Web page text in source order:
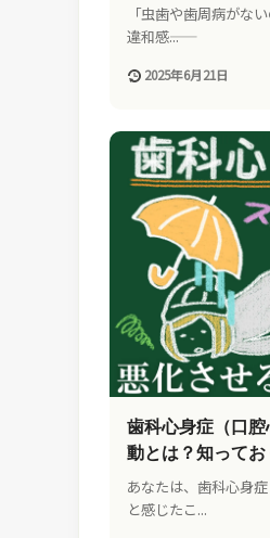
「虫歯や歯周病がな
違和感――...
2025年6月21日
歯科心身症（口
動とは？知って
あなたは、歯科心身
と感じたこ...